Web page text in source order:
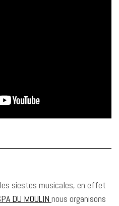
siestes musicales, en effet
DU MOULIN nous organisons